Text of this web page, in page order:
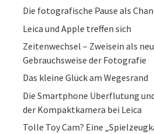
Die fotografische Pause als
Leica und Apple treffen sich
Zeitenwechsel – Zweisein als
Gebrauchsweise der Fotografie
Das kleine Glück am Wegesrand
Die Smartphone Überflutung
der Kompaktkamera bei Leica
Tolle Toy Cam? Eine